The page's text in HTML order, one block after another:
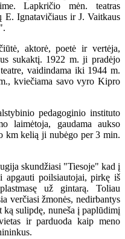
Lapkričio mėn. teatras
Ignatavičiaus ir J. Vaitkaus
aktorė, poetė ir vertėja,
sukaktį. 1922 m. ji pradėjo
vaidindama iki 1944 m.
kviečiama savo vyro Kipro
pedagoginio instituto
laimėtoja, gaudama aukso
km kelią ji nubėgo per 3 min.
skundžiasi "Tiesoje" kad į
apgauti poilsiautojai, pirkę iš
už gintarą. Toliau
verčiasi žmonės, nedirbantys
ką sulipdę, nuneša į paplūdimį
ir parduoda kaip meno